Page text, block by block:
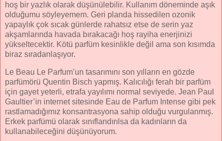
hoş bir yazlık olarak düşünülebilir. Kullanım döneminde aşık
olduğumu söyleyemem. Geri planda hissedilen ozonik
yapaylık çok sıcak günlerde rahatsız etse de serin yaz
akşamlarında havada bırakacağı hoş rayiha enerjinizi
yükseltecektir. Kötü parfüm kesinlikle değil ama son kısımda
biraz sıradanlaşıyor.
Le Beau Le Parfum’un tasarımını son yılların en gözde
parfümörü Quentin Bisch yapmış. Kalıcılığı ferah bir parfüm
için gayet yeterli, etrafa yayılımı normal seviyede. Jean Paul
Gaultier’in internet sitesinde Eau de Parfum Intense gibi pek
rastlamadığımız konsantrasyona sahip olduğu vurgulanmış.
Erkek parfümü olarak sınıflandırılsa da kadınların da
kullanabileceğini düşünüyorum.